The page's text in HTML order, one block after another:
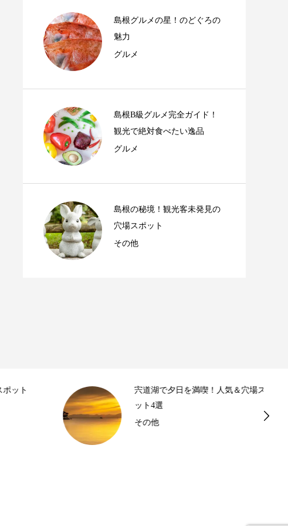
島根グルメの星！のどぐろの
魅力
グルメ
島根B級グルメ完全ガイド！
観光で絶対食べたい逸品
グルメ
島根の秘境！観光客未発見の
穴場スポット
その他
宍道湖で夕日を満喫！人気＆穴場スポ
ット4選
その他